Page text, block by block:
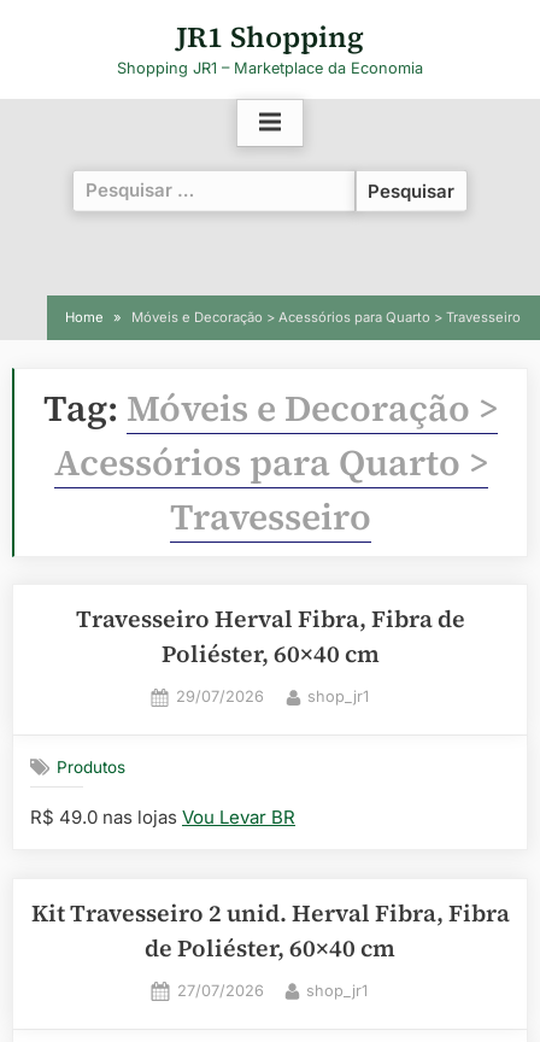
JR1 Shopping
Shopping JR1 – Marketplace da Economia
Pesquisar
por:
Home Móveis e Decoração > Acessórios para Quarto > Travesseiro
Tag: Móveis e Decoração >
Acessórios para Quarto >
Travesseiro
Travesseiro Herval Fibra, Fibra de
Poliéster, 60×40 cm
Posted
29/07/2026 By
shop_jr1
Produtos
R$ 49.0 nas lojas Vou Levar BR
Kit Travesseiro 2 unid. Herval Fibra, Fibra
de Poliéster, 60×40 cm
Posted
27/07/2026 By
shop_jr1